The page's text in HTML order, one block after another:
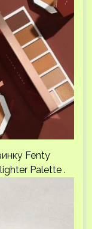
Fenty
Palette .